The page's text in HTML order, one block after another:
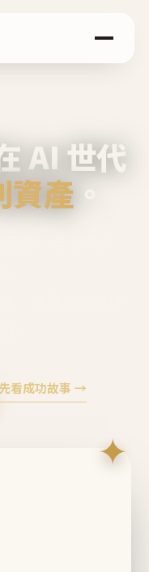
AI 世代
資產 。
看成功故事 →
✦